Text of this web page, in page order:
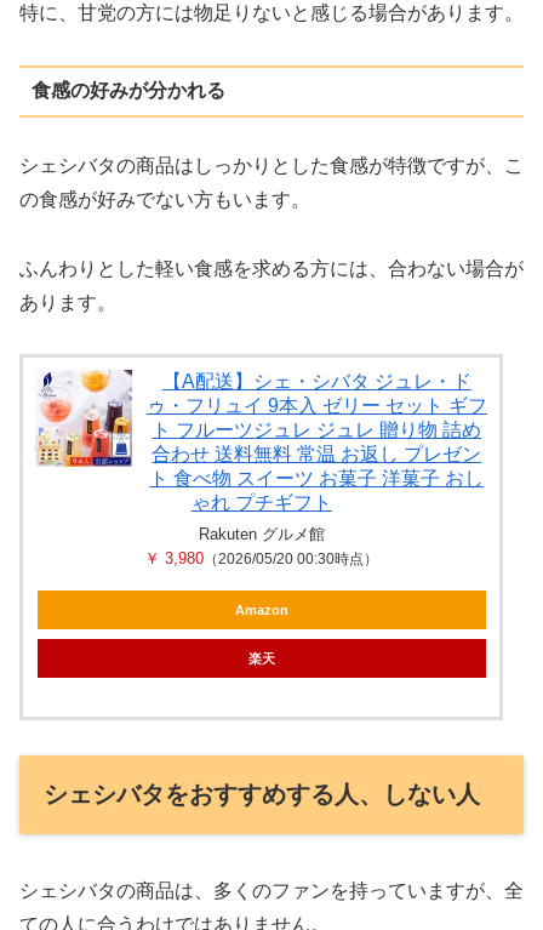
特に、甘党の方には物足りないと感じる場合があります。
食感の好みが分かれる
シェシバタの商品はしっかりとした食感が特徴ですが、こ
の食感が好みでない方もいます。
ふんわりとした軽い食感を求める方には、合わない場合が
あります。
【A配送】シェ・シバタ ジュレ・ド
ゥ・フリュイ 9本入 ゼリー セット ギフ
ト フルーツジュレ ジュレ 贈り物 詰め
合わせ 送料無料 常温 お返し プレゼン
ト 食べ物 スイーツ お菓子 洋菓子 おし
ゃれ プチギフト
Rakuten グルメ館
￥ 3,980 （2026/05/20 00:30時点）
Amazon
楽天
シェシバタをおすすめする人、しない人
シェシバタの商品は、多くのファンを持っていますが、全
ての人に合うわけではありません。